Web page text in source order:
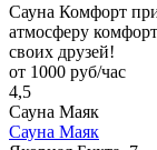
Сауна Комфорт
атмосферу
своих друзей!
от 1000 руб/час
4,5
Сауна Маяк
Сауна Маяк